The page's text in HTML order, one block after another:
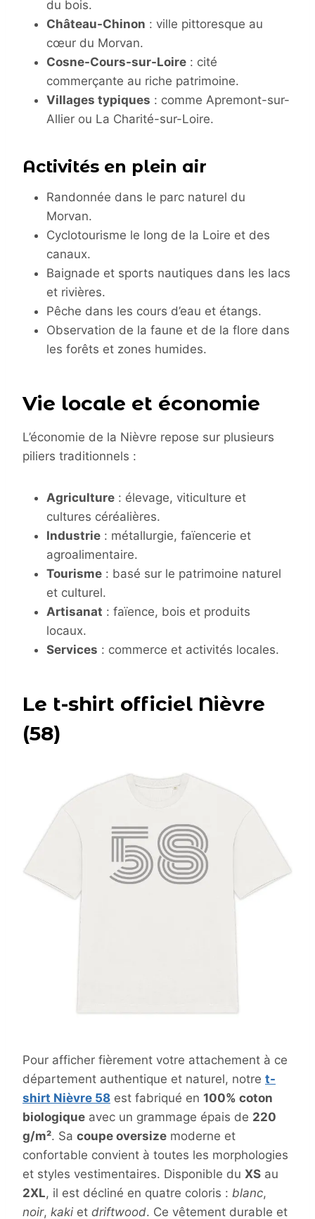
du bois.
Château-Chinon : ville pittoresque au
cœur du Morvan.
Cosne-Cours-sur-Loire : cité
commerçante au riche patrimoine.
Villages typiques : comme Apremont-sur-
Allier ou La Charité-sur-Loire.
Activités en plein air
Randonnée dans le parc naturel du
Morvan.
Cyclotourisme le long de la Loire et des
canaux.
Baignade et sports nautiques dans les lacs
et rivières.
Pêche dans les cours d’eau et étangs.
Observation de la faune et de la flore dans
les forêts et zones humides.
Vie locale et économie
L’économie de la Nièvre repose sur plusieurs
piliers traditionnels :
Agriculture : élevage, viticulture et
cultures céréalières.
Industrie : métallurgie, faïencerie et
agroalimentaire.
Tourisme : basé sur le patrimoine naturel
et culturel.
Artisanat : faïence, bois et produits
locaux.
Services : commerce et activités locales.
Le t-shirt officiel Nièvre
(58)
Pour afficher fièrement votre attachement à ce
département authentique et naturel, notre t-
shirt Nièvre 58 est fabriqué en 100% coton
biologique avec un grammage épais de 220
g/m². Sa coupe oversize moderne et
confortable convient à toutes les morphologies
et styles vestimentaires. Disponible du XS au
2XL, il est décliné en quatre coloris : blanc,
noir, kaki et driftwood. Ce vêtement durable et